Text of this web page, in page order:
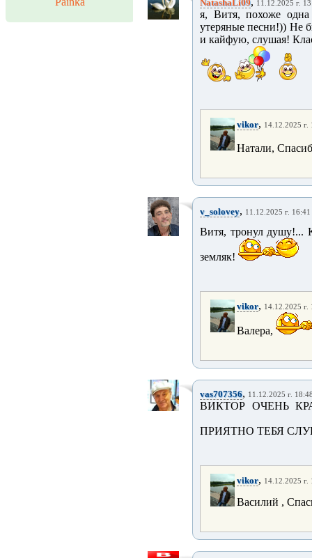
NatashaLi09 11.12.2025 г.
я, Витя, похоже
утеряные песни!)) Не
и кайфую, слушая!
vikor, 14.12.2025 г.
Натали,
v_solovey, 11.12.2025 г. 16:41
Витя, тронул душу!...
земляк!
vikor, 14.12.2025 г.
Валера,
vas707356, 11.12.2025 г.
ВИКТОР ОЧЕНЬ
ПРИЯТНО ТЕБЯ
vikor, 14.12.2025 г.
Василий ,